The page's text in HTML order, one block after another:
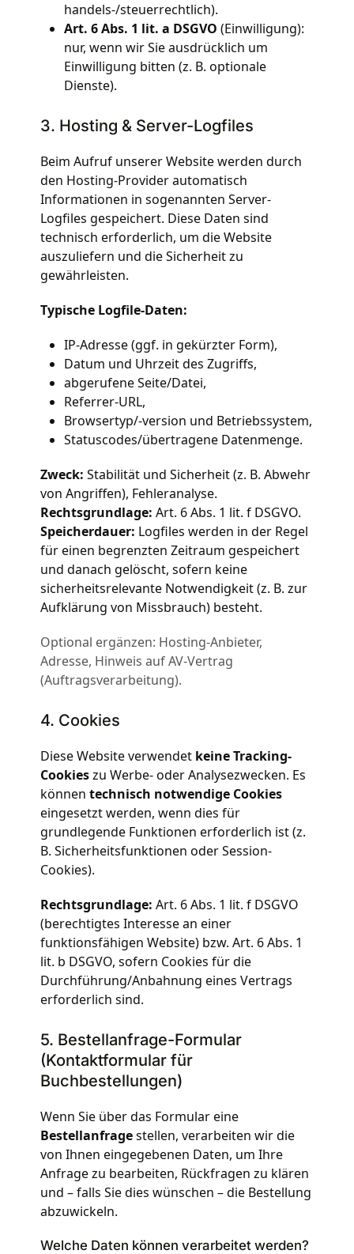
handels-/steuerrechtlich).
Art. 6 Abs. 1 lit. a DSGVO (Einwilligung):
nur, wenn wir Sie ausdrücklich um
Einwilligung bitten (z. B. optionale
Dienste).
3. Hosting & Server-Logfiles
Beim Aufruf unserer Website werden durch
den Hosting-Provider automatisch
Informationen in sogenannten Server-
Logfiles gespeichert. Diese Daten sind
technisch erforderlich, um die Website
auszuliefern und die Sicherheit zu
gewährleisten.
Typische Logfile-Daten:
IP-Adresse (ggf. in gekürzter Form),
Datum und Uhrzeit des Zugriffs,
abgerufene Seite/Datei,
Referrer-URL,
Browsertyp/-version und Betriebssystem,
Statuscodes/übertragene Datenmenge.
Zweck: Stabilität und Sicherheit (z. B. Abwehr
von Angriffen), Fehleranalyse.
Rechtsgrundlage: Art. 6 Abs. 1 lit. f DSGVO.
Speicherdauer: Logfiles werden in der Regel
für einen begrenzten Zeitraum gespeichert
und danach gelöscht, sofern keine
sicherheitsrelevante Notwendigkeit (z. B. zur
Aufklärung von Missbrauch) besteht.
Optional ergänzen: Hosting-Anbieter,
Adresse, Hinweis auf AV-Vertrag
(Auftragsverarbeitung).
4. Cookies
Diese Website verwendet keine Tracking-
Cookieszu Werbe- oder Analysezwecken. Es
können technisch notwendige Cookies
eingesetzt werden, wenn dies für
grundlegende Funktionen erforderlich ist (z.
B. Sicherheitsfunktionen oder Session-
Cookies).
Rechtsgrundlage: Art. 6 Abs. 1 lit. f DSGVO
(berechtigtes Interesse an einer
funktionsfähigen Website) bzw. Art. 6 Abs. 1
lit. b DSGVO, sofern Cookies für die
Durchführung/Anbahnung eines Vertrags
erforderlich sind.
5. Bestellanfrage-Formular
(Kontaktformular für
Buchbestellungen)
Wenn Sie über das Formular eine
Bestellanfragestellen, verarbeiten wir die
von Ihnen eingegebenen Daten, um Ihre
Anfrage zu bearbeiten, Rückfragen zu klären
und – falls Sie dies wünschen – die Bestellung
abzuwickeln.
Welche Daten können verarbeitet werden?